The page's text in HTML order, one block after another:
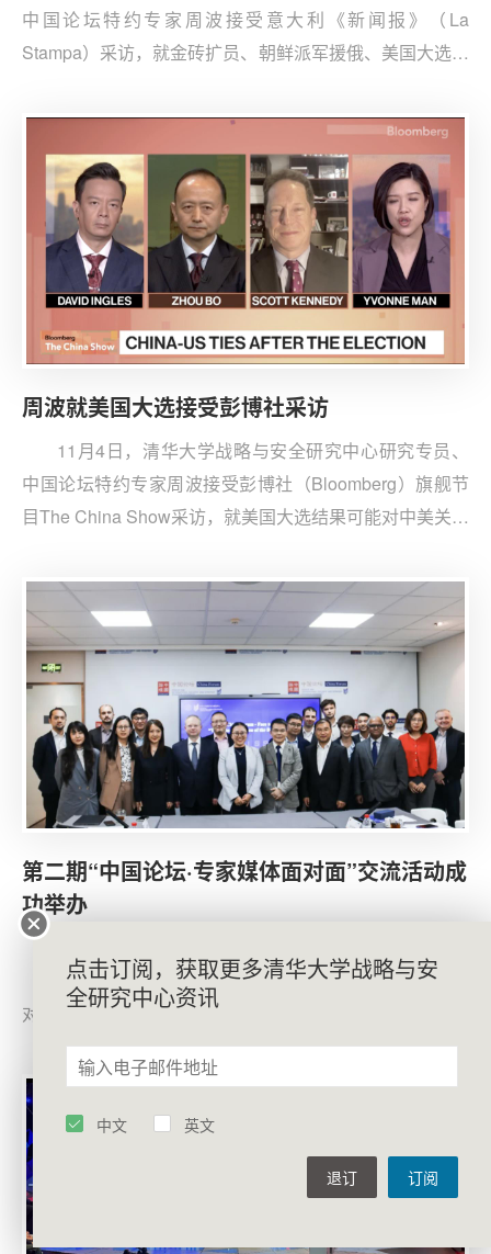
中国论坛特约专家周波接受意大利《新闻报》（La
Stampa）采访，就金砖扩员、朝鲜派军援俄、美国大选后
周波就美国大选接受彭博社采访
11月4日，清华大学战略与安全研究中心研究专员、
中国论坛特约专家周波接受彭博社（Bloomberg）旗舰节
目The China Show采访，就美国大选结果可能对中美关系
第二期“中国论坛·专家媒体面对面”交流活动成
功举办
（CISS）中国论坛成功举办第二期“中国论坛·专家媒体面
对面”交流活动。
点击订阅，获取更多清华大学战略与安
全研究中心资讯
中文 英文
订阅
退订